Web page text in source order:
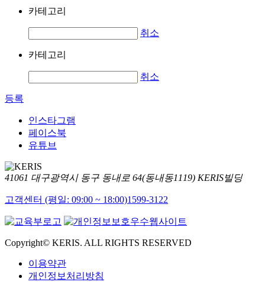
카테고리
취소
카테고리
취소
등록
인스타그램
페이스북
유튜브
41061 대구광역시 동구 동내로 64(동내동1119) KERIS빌딩
고객센터 (평일: 09:00 ~ 18:00)1599-3122
Copyright© KERIS. ALL RIGHTS RESERVED
이용약관
개인정보처리방침